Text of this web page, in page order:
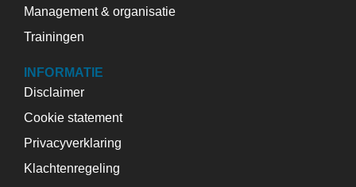
Management & organisatie
Trainingen
INFORMATIE
Disclaimer
Cookie statement
Privacyverklaring
Klachtenregeling